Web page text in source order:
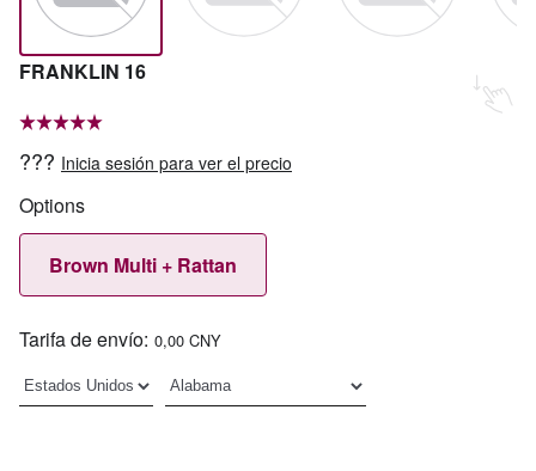
FRANKLIN 16
??? Inicia sesión para ver el precio
Options
Brown Multi + Rattan
Tarifa de envío: 0,00 CNY